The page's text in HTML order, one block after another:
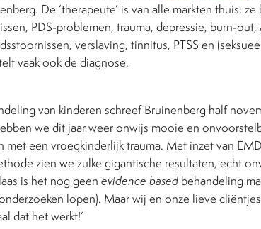
De ‘therapeute’ is van alle markten thuis:
PDS-problemen, trauma, depressie, burn-
verslaving, tinnitus, PTSS en
vaak ook de diagnose.
van kinderen schreef Bruinenberg half
we dit jaar weer onwijs mooie en
met een vroegkinderlijk trauma. Met inzet van
zien we zulke gigantische resultaten, echt
is het nog geen evidence based behandeling
lopen). Maar wij en onze lieve
dat het werkt!’